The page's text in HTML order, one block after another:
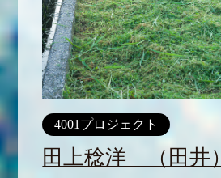
4001プロジェクト
田上稔洋 （田井）